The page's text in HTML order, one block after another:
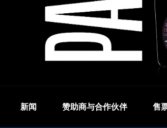
新闻 赞助商与合作伙伴 售